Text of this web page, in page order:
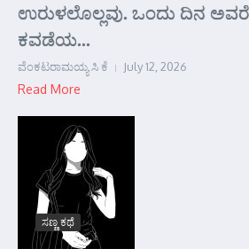
ಉರುಳಲೊಲ್ಲವು. ಒಂದು ದಿನ
ಕವಡೆಯ...
ವೆಂಕಟರಾಮಯ್ಯ ಸಿ ಕೆ July 12, 2026
Read More
ಸಣ್ಣ ಕಥೆ